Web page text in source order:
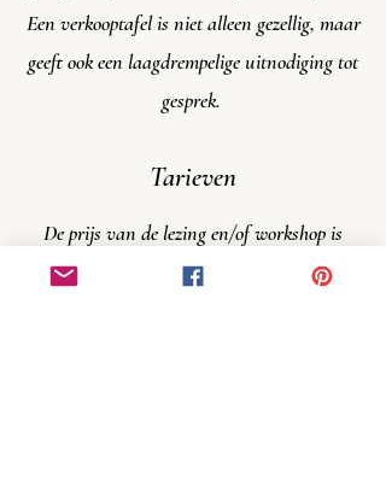
Een verkooptafel is niet alleen gezellig, maar
geeft ook een laagdrempelige uitnodiging tot
gesprek.
Tarieven
De prijs van de lezing en/of workshop is
altijd in overleg.